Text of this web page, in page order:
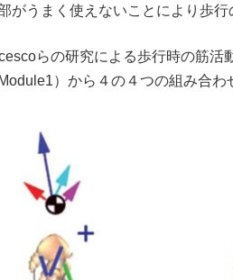
がうまく使えないことにより歩行
らの研究による歩行時の筋活
）から４の４つの組み合わ